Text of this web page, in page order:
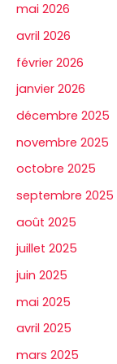
mai 2026
avril 2026
février 2026
janvier 2026
décembre 2025
novembre 2025
octobre 2025
septembre 2025
août 2025
juillet 2025
juin 2025
mai 2025
avril 2025
mars 2025